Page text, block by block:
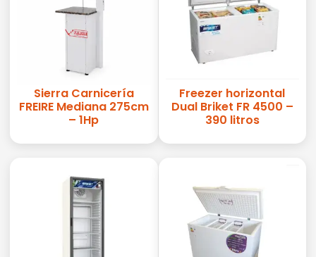
Sierra Carnicería
FREIRE Mediana 275cm
– 1Hp
Freezer horizontal
Dual Briket FR 4500 –
390 litros